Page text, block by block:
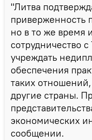
"Литва
приверженность
но в то же время
сотрудничество
учреждать
обеспечения
таких
другие страны.
экономических
сообщении.